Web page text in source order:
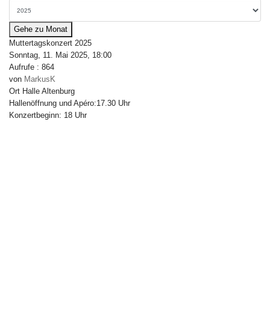
Gehe zu Monat
Muttertagskonzert 2025
Sonntag, 11. Mai 2025, 18:00
Aufrufe : 864
von MarkusK
Ort Halle Altenburg
Hallenöffnung und Apéro:17.30 Uhr
Konzertbeginn: 18 Uhr